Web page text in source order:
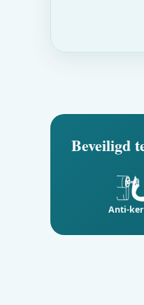
Beveiligd
Anti-